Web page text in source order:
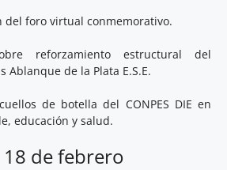
del foro virtual conmemorativo.
reforzamiento estructural del
Ablanque de la Plata E.S.E.
de botella del CONPES DIE en
educación y salud.
de febrero